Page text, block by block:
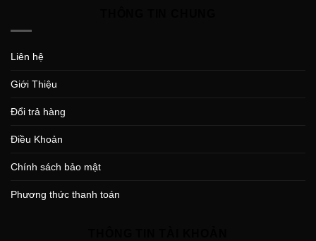
Liên hệ
Giới Thiệu
Đổi trả hàng
Điều Khoản
Chính sách bảo mật
Phương thức thanh toán